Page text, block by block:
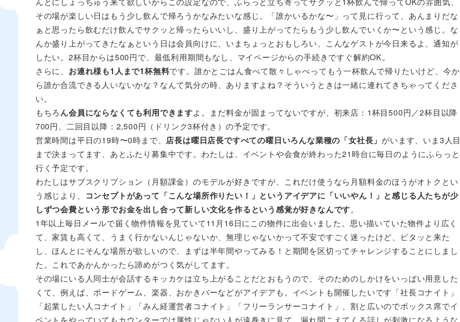
その場が楽しい日はもう少し飲んで帰ろうかなみたいな感じ。「誰かいるかな〜」って見に行って、あんまりだな
ぁと思ったら飲むだけ飲んでサクッと帰ったらいいし、盛り上がってたらもう少し飲んでいくか〜という感じ。な
んか盛り上がってきたなぁという日は会員向けに、いまちょっとおもしろい、こんなゲストが今日来るよ、通知が
したい。2杯目からは500円で、最低利用期間もなし、マイページからの手続きですぐ解約OK。
さらに、 お連れ様も1人まで1杯無料です。誰かとごはん食べて散々しゃべってもう一杯飲んで帰りたいけど、今か
ら誰か合流できる人いないかな？なんて気分の時、ありますよね？そういうときは一緒に連れてきちゃってくださ
い。
もちろん会員にならなくても利用できますよ。まだ料金が固まってないですが、初来店：1杯目500円／2杯目以降
700円、二回目以降：2,500円（ドリンク3杯付き）の予定です。
営業時間は平日の19時〜0時まで、 店長は曜日店長ですべての曜日いろんな業種の「女社長」 がいます、いま3人目
まで決まってます、あとふたり募集中です。わたしは、イベントや会食が終わった21時台に毎日のようにふらっと
行く予定です。
わたしはサブスクリプション（月額課金）のモデルが好きですが、これだけ使うなら月額料金のほうがオトクとい
う感じより、
コンセプトがあって「こんな場所作りたい！」というアイデアに「いいやん！」と感じる人たちが少
しずつ会費という形でお金を出し合って新しい文化を作るという感覚が好きなんです。
1年以上毎日メールで届く物件情報を見ていて11月16日にこの物件に出会いました。思い描いていた物件より広く
て、家賃も高くて、うまく行かないんじゃないか、無理じゃないかって不安ですごく迷ったけど、ピタッと来た
し、ほんとにそんな場所が欲しいので、まずは半年間やってみる！と期間を区切ってチャレンジすることにしまし
た。これであかんかったら諦めがつく気がしてます。
その場にいる人同士が会話するキッカケは立ち上がることだとおもうので、そのためのしかけをいっぱい用意した
くて、例えば、ボードゲーム、楽器、おかきバーなどがアイデアも。イベントも開催したいです「社長コナイト」
「起業したい人コナイト」「みん経運営者コナイト」「フリーランサーコナイト」、割と広いのでボックス席でイ